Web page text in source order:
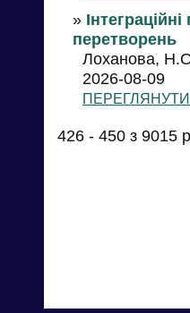
»
перетворень
Лоханова,
2026-08-09
426 - 450 з 9015